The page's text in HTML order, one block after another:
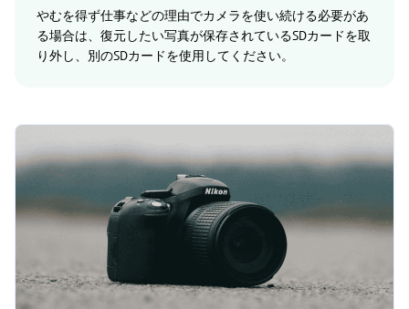
やむを得ず仕事などの理由でカメラを使い続ける必要があ
る場合は、復元したい写真が保存されているSDカードを取
り外し、別のSDカードを使用してください。